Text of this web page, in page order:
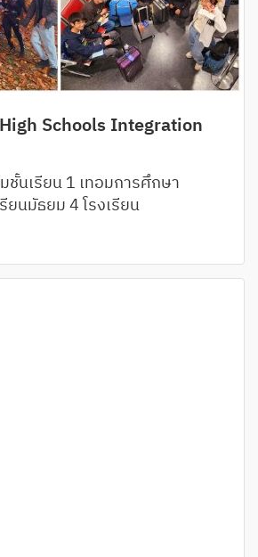
Schools Integration
ชั้นเรียน 1 เทอมการศึกษา
ยนมัธยม 4 โรงเรียน